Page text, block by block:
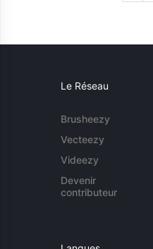
Le Réseau
Brusheezy
Vecteezy
Videezy
Devenir
contributeur